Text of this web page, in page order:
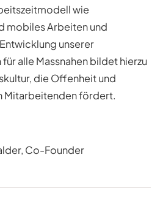
wie
mobiles Arbeiten und
unserer
alle Massnahen bildet hierzu
die Offenheit und
Mitarbeitenden fördert.
Co-Founder